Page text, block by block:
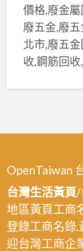
價格,廢金
廢五金,廢
北市,廢五
收,鋼筋回
OpenTaiwan
台灣生活黃頁/
地區黃頁工商
登錄工商名錄
迎台灣工商企